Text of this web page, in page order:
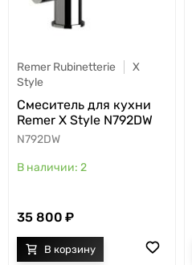
Remer Rubinetterie
X
Style
Cмеситель для кухни
Remer X Style N792DW
N792DW
2
35 800